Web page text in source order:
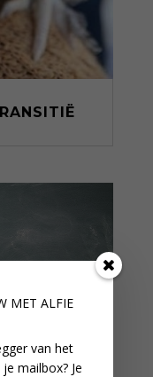
MET ALFIE
van het
mailbox? Je